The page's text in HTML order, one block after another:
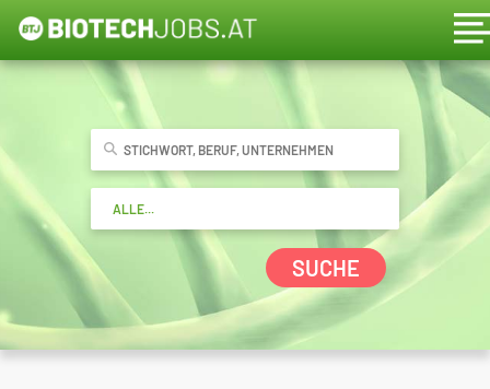
SUCHE